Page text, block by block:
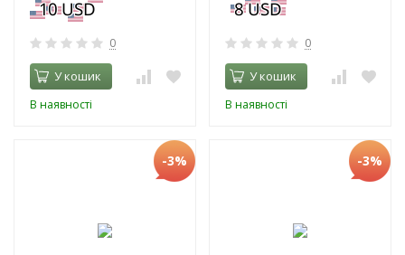
0
У кошик
В наявності
0
У кошик
В наявності
-3% -3%